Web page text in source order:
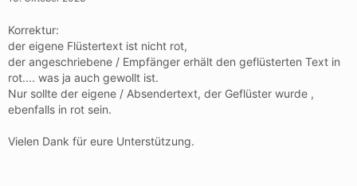
Korrektur:
der eigene Flüstertext ist nicht rot,
der angeschriebene / Empfänger erhält den geflüsterten Text in
rot.... was ja auch gewollt ist.
Nur sollte der eigene / Absendertext, der Geflüster wurde ,
ebenfalls in rot sein.
Vielen Dank für eure Unterstützung.